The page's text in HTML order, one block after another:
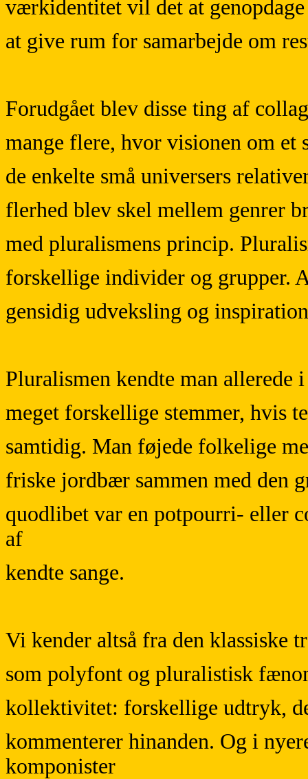
værkidentitet vil det at
at give rum for samarbejde om
Forudgået blev disse ting af
mange flere, hvor visionen om
de enkelte små universers
flerhed blev skel mellem genrer
med pluralismens princip.
forskellige individer og grupper.
gensidig udveksling og
Pluralismen kendte man allerede
meget forskellige stemmer, hvis
samtidig. Man føjede folkelige
friske jordbær sammen med den
quodlibet var en potpourri- eller
af
kendte sange.
Vi kender altså fra den klassiske
som polyfont og pluralistisk
kollektivitet: forskellige udtryk,
kommenterer hinanden. Og i
komponister